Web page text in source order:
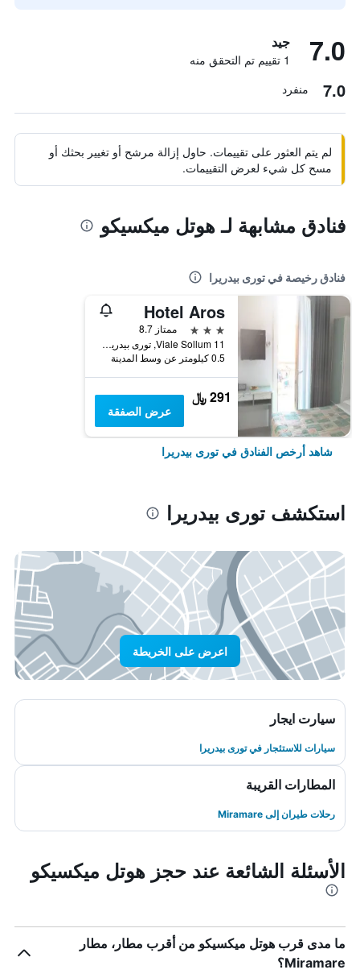
7.0 جيد
1 تقييم تم التحقق منه
7.0 منفرد
لم يتم العثور على تقييمات. حاول إزالة مرشح أو تغيير بحثك أو
مسح كل شيء لعرض التقييمات.
فنادق مشابهة لـ هوتل ميكسيكو
فنادق رخيصة في تورى بيدريرا
Hotel Aros
3 نجوم
ممتاز 8.7
Viale Sollum 11, تورى بيدريرا, مقاطعة ريميني, إيطاليا
0.5 كيلومتر عن وسط المدينة
291 ﷼
عرض الصفقة
شاهد أرخص الفنادق في تورى بيدريرا
استكشف تورى بيدريرا
اعرض على الخريطة
سيارت ايجار
سيارات للاستئجار في تورى بيدريرا
المطارات القريبة
رحلات طيران إلى Miramare
الأسئلة الشائعة عند حجز هوتل ميكسيكو
ما مدى قرب هوتل ميكسيكو من أقرب مطار، مطار
Miramare؟